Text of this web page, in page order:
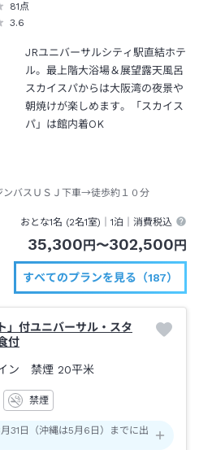
81点
3.6
JRユニバーサルシティ駅直結ホテ
ル。最上階大浴場＆展望露天風呂
スカイスパからは大阪湾の夜景や
朝焼けが楽しめます。「スカイス
パ」は館内着OK
バスＵＳＪ下車→徒歩約１０分
おとな1名 (2名1室)｜1泊 ｜消費税込
35,300 円 〜302,500 円
すべてのプランを見る（187）
」付ユニバーサル・スタ
付
ン 禁煙 20平米
禁煙
日（沖縄は5月6日）までに出